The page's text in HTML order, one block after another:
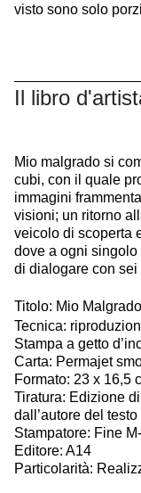
visto sono solo
Il libro
Mio malgrado si
cubi, con il quale
immagini
visioni; un ritorno
veicolo di scoperta
dove a ogni
di dialogare con
Titolo: Mio Malgrado
Tecnica:
Stampa a getto
Carta: Permajet
Formato: 23 x 16,5
Tiratura: Edizione
dall’autore del testo
Stampatore: Fine
Editore: A14
Particolarità: